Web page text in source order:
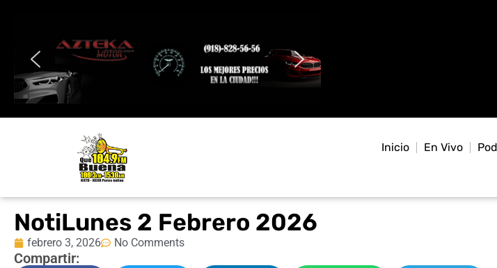
Inicio En Vivo
NotiLunes 2 Febrero 2026
febrero 3, 2026 No Comments
Compartir: